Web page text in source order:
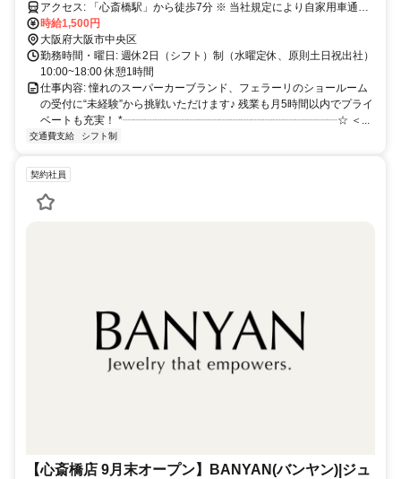
アクセス: 「心斎橋駅」から徒歩7分 ※ 当社規定により自家用車通勤
は不可とさせていただいております。
時給1,500円
大阪府大阪市中央区
勤務時間・曜日: 週休2日（シフト）制（水曜定休、原則土日祝出社）
10:00~18:00 休憩1時間
仕事内容: 憧れのスーパーカーブランド、フェラーリのショールーム
の受付に“未経験”から挑戦いただけます♪ 残業も月5時間以内でプライ
ベートも充実！ *┈┈┈┈┈┈┈┈┈┈┈┈┈┈┈┈┈┈┈┈☆ ＜...
交通費支給 シフト制
契約社員
【心斎橋店 9月末オープン】BANYAN(バンヤン)|ジュ